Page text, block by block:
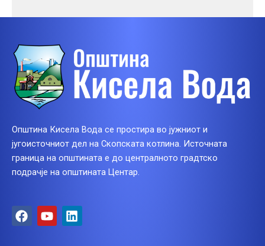
Општина Кисела Вода се простира во јужниот и
југоисточниот дел на Скопската котлина. Источната
граница на општината е до централното градтско
подрачје на општината Центар.
F
a
Y
o
L
i